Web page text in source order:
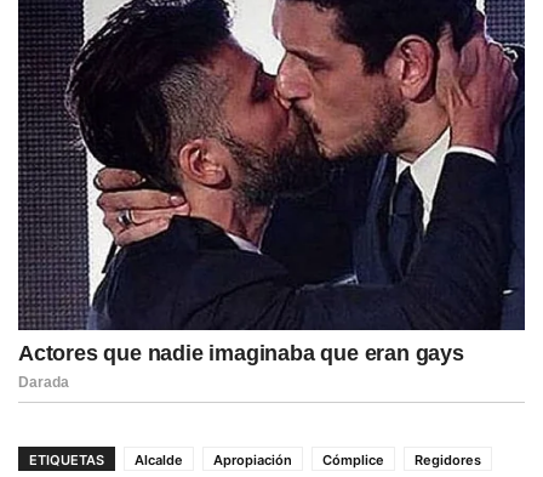
ETIQUETAS Alcalde Apropiación Cómplice Regidores